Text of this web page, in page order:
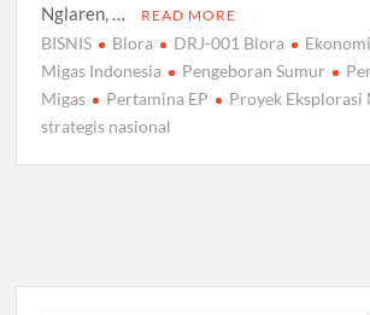
Nglaren, …
READ MORE
BISNIS Blora DRJ-001 Blora Ekonomi
Migas Indonesia
Pengeboran Sumur
Migas
Pertamina EP Proyek Eksplorasi
strategis nasional